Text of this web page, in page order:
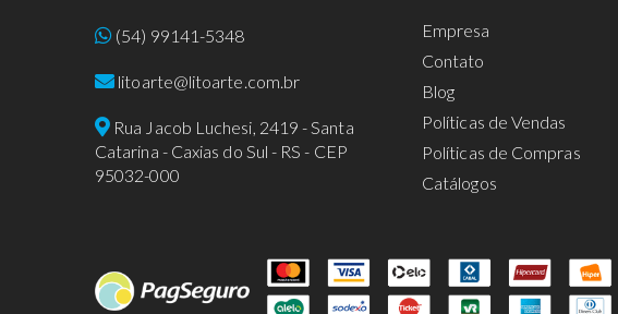
(54) 99141-5348
litoarte@litoarte.com.br
Rua Jacob Luchesi, 2419 - Santa
Catarina - Caxias do Sul - RS - CEP
95032-000
Empresa
Contato
Blog
Políticas de Vendas
Políticas de Compras
Catálogos